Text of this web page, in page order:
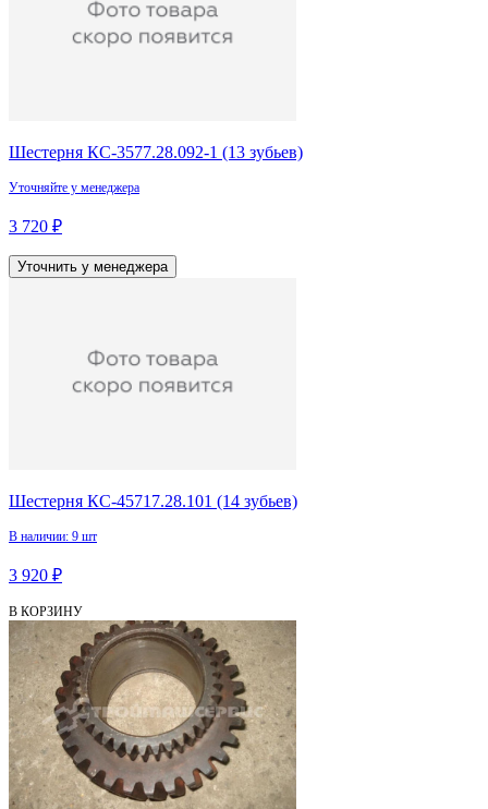
Шестерня КС-3577.28.092-1 (13 зубьев)
Уточняйте у менеджера
3 720 ₽
Уточнить у менеджера
Шестерня КС-45717.28.101 (14 зубьев)
В наличии: 9 шт
3 920 ₽
В КОРЗИНУ